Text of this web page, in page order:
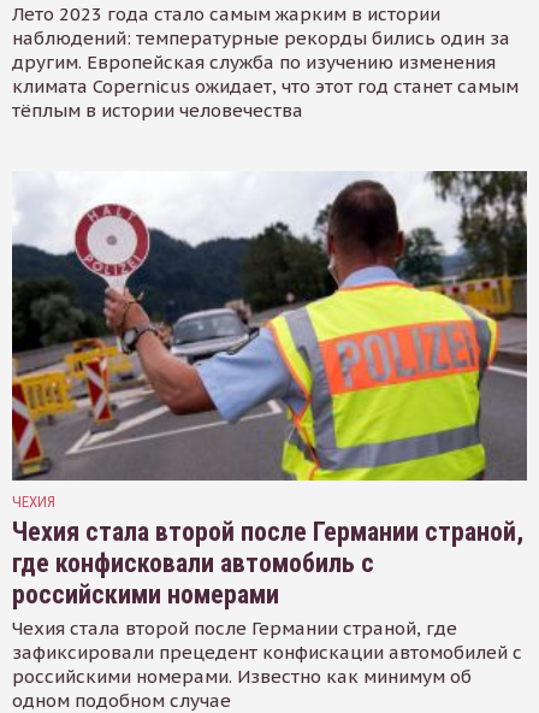
Лето 2023 года стало самым жарким в истории
наблюдений: температурные рекорды бились один за
другим. Европейская служба по изучению изменения
климата Copernicus ожидает, что этот год станет самым
тёплым в истории человечества
ЧЕХИЯ
Чехия стала второй после Германии страной,
где конфисковали автомобиль с
российскими номерами
Чехия стала второй после Германии страной, где
зафиксировали прецедент конфискации автомобилей с
российскими номерами. Известно как минимум об
одном подобном случае